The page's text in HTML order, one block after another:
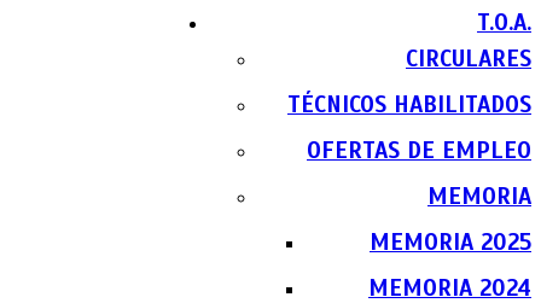
T.O.A.
CIRCULARES
TÉCNICOS HABILITADOS
OFERTAS DE EMPLEO
MEMORIA
MEMORIA 2025
MEMORIA 2024